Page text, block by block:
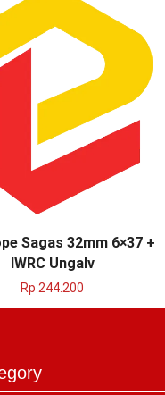
Sagas 32mm 6×37 +
IWRC Ungalv
Rp 244.200